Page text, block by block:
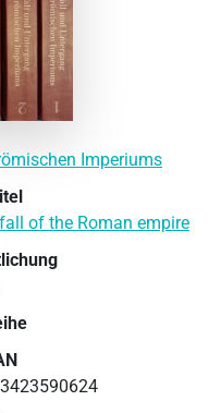
Imperiums
of the Roman empire